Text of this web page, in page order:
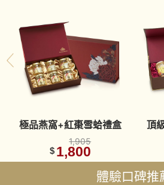
極品燕窩+紅棗雪蛤禮盒
1,905
$ 1,800
頂
體驗口碑推